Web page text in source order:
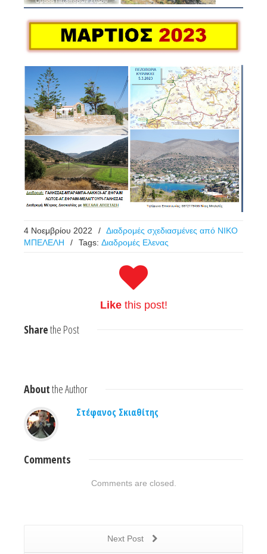
4 Νοεμβρίου 2022 / Διαδρομές σχεδιασμένες από ΝΙΚΟ
ΜΠΕΛΕΛΗ
/ Tags: Διαδρομές Ελενας
Likethis post!
Sharethe Post
Aboutthe Author
Στέφανος Σκιαθίτης
Comments
Comments are closed.
Next Post